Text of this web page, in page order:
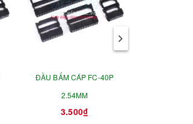
ĐẦU BẤM CÁP FC-40P
2.54MM
3.500₫